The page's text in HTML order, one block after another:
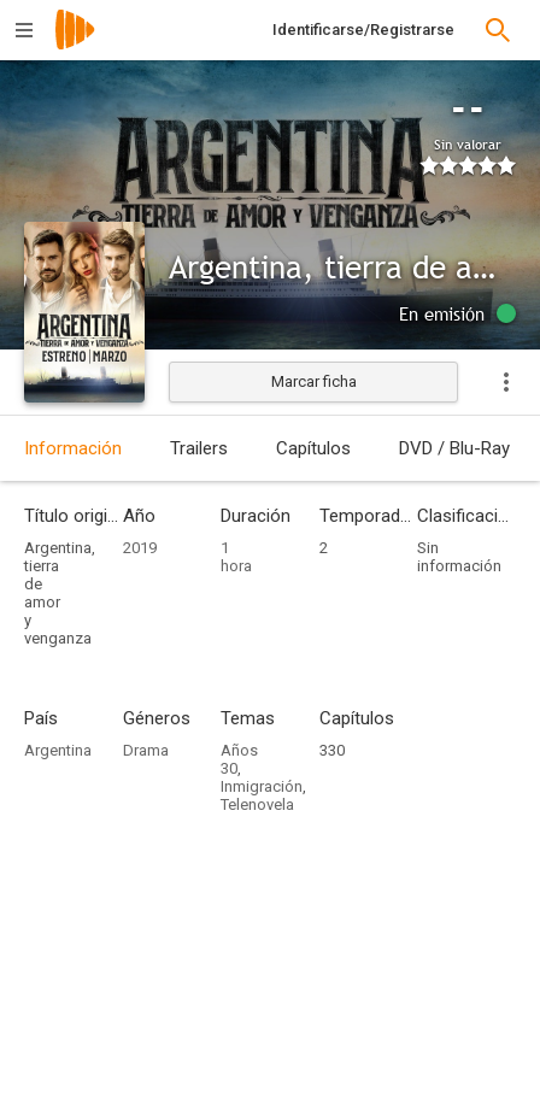
Identificarse/Registrarse
--
Sin valorar
Argentina, tierra de amor y venganza
En emisión
Marcar ficha
Información Trailers Capítulos DVD / Blu-Ray
Título original
Argentina,
tierra
de
amor
y
venganza
Año
2019
Duración
1
hora
Temporadas
2
Clasificación por edades
Sin
información
País
Argentina
Géneros
Drama
Temas
Años
30,
Inmigración,
Telenovela
Capítulos
330